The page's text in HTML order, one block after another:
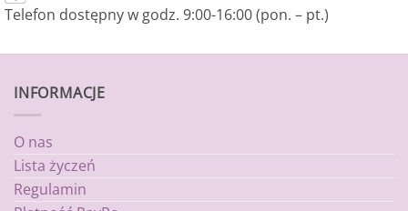
Telefon dostępny w godz. 9:00-16:00 (pon. – pt.)
INFORMACJE
O nas
Lista życzeń
Regulamin